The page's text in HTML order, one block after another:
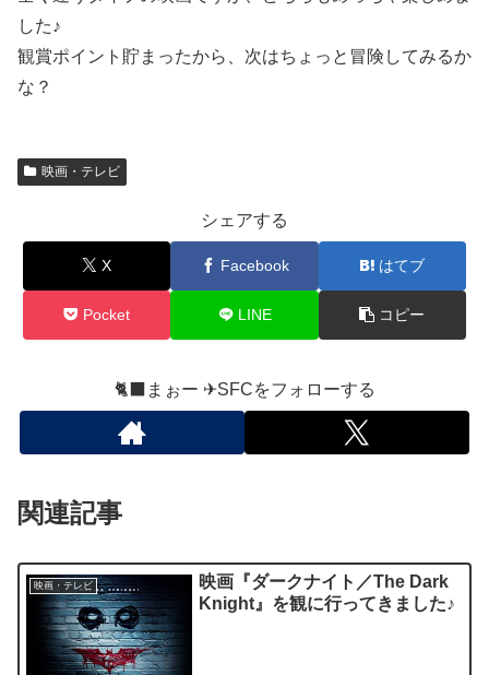
した♪
観賞ポイント貯まったから、次はちょっと冒険してみるか
な？
映画・テレビ
シェアする
X Facebook はてブ
Pocket LINE コピー
🐈‍⬛まぉー ✈︎SFCをフォローする
関連記事
映画・テレビ
映画『ダークナイト／The Dark
Knight』を観に行ってきました♪